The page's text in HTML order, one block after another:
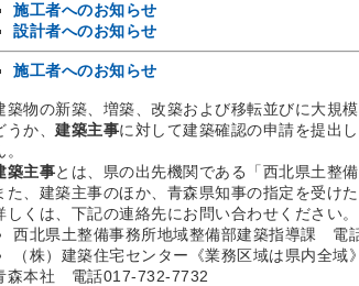
施工者へのお知らせ
設計者へのお知らせ
施工者へのお知らせ
築物の新築、増築、改築および移転並びに大規
うか、 建築主事に対して建築確認の申請を提出
。
築主事とは、県の出先機関である「西北県土整
た、建築主事のほか、青森県知事の指定を受け
しくは、下記の連絡先にお問い合わせください。
西北県土整備事務所地域整備部建築指導課 電
（株）建築住宅センター《業務区域は県内全域》
森本社 電話017-732-7732